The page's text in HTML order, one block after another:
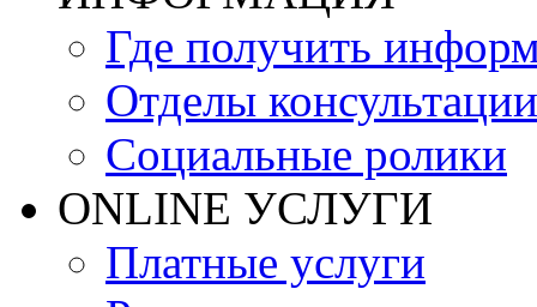
Где получить
Отделы консультации
Социальные ролики
ONLINE УСЛУГИ
Платные услуги